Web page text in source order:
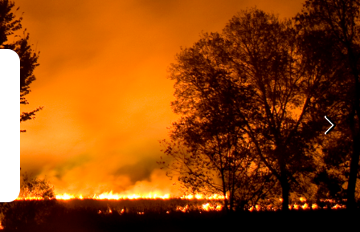
Valencià
English